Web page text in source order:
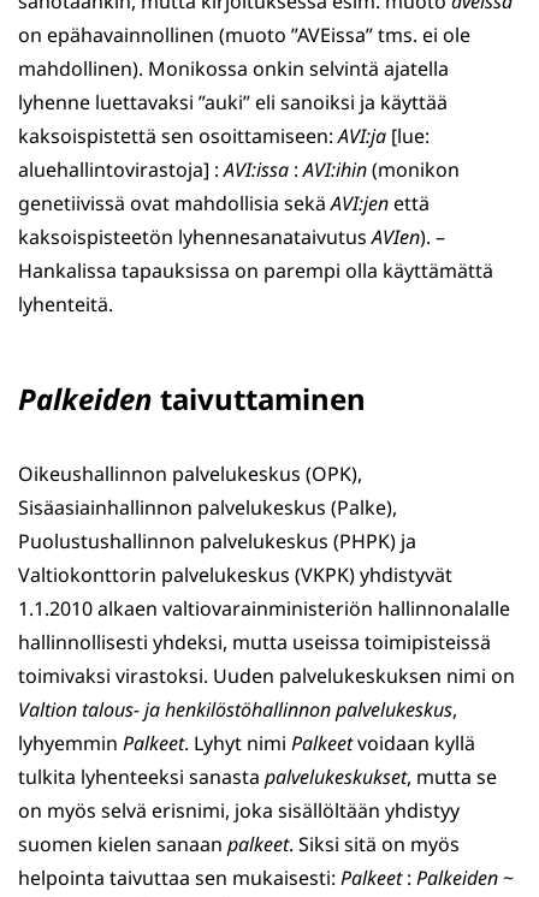
on epähavainnollinen (muoto ”AVEissa” tms. ei ole
mahdollinen). Monikossa onkin selvintä ajatella
lyhenne luettavaksi ”auki” eli sanoiksi ja käyttää
kaksoispistettä sen osoittamiseen:AVI:ja [lue:
aluehallintovirastoja] :AVI:issa :AVI:ihin(monikon
genetiivissä ovat mahdollisia sekäAVI:jenettä
kaksoispisteetön lyhennesanataivutusAVIen). –
Hankalissa tapauksissa on parempi olla käyttämättä
lyhenteitä.
Palkeiden taivuttaminen
Oikeushallinnon palvelukeskus (OPK),
Sisäasiainhallinnon palvelukes­kus (Palke),
Puolustushallinnon palvelukeskus (PHPK) ja
Valtiokonttorin pal­velukeskus (VKPK) yhdistyvät
1.1.2010 alkaen valtiovarainministeriön hallinnonalalle
hallinnollisesti yhdeksi, mutta useissa toimipisteissä
toimivaksi virastoksi. Uuden palvelukeskuksen nimi on
Valtion talous- ja henkilöstöhal­linnon palvelukeskus,
lyhyem­min Palkeet. Lyhyt nimi Palkeetvoidaan kyllä
tulkita lyhenteeksi sanasta palvelukeskukset, mutta se
on myös selvä erisnimi, joka sisällöltään yhdistyy
suomen kielen sanaan palkeet. Siksi sitä on myös
helpointa taivuttaa sen mukaisesti: Palkeet: Palkeiden~